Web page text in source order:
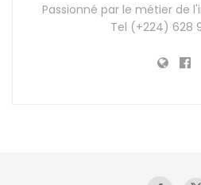
Passionné par le métier de
Tel (+224) 628